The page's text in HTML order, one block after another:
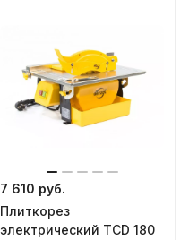
7 610 руб.
Плиткорез
электрический TCD 180